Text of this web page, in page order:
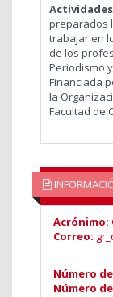
preparados
trabajar en
de los
Periodismo
Financiada
la
Facultad de
Acrónimo:
Correo:
Número
Número